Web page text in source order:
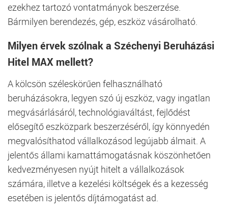
ezekhez tartozó vontatmányok beszerzése.
Bármilyen berendezés, gép, eszköz vásárolható.
Milyen érvek szólnak a Széchenyi Beruházási
Hitel MAX mellett?
A kölcsön széleskörűen felhasználható
beruházásokra, legyen szó új eszköz, vagy ingatlan
megvásárlásáról, technológiaváltást, fejlődést
elősegítő eszközpark beszerzéséről, így könnyedén
megvalósíthatod vállalkozásod legújabb álmait. A
jelentős állami kamattámogatásnak köszönhetően
kedvezményesen nyújt hitelt a vállalkozások
számára, illetve a kezelési költségek és a kezesség
esetében is jelentős díjtámogatást ad.